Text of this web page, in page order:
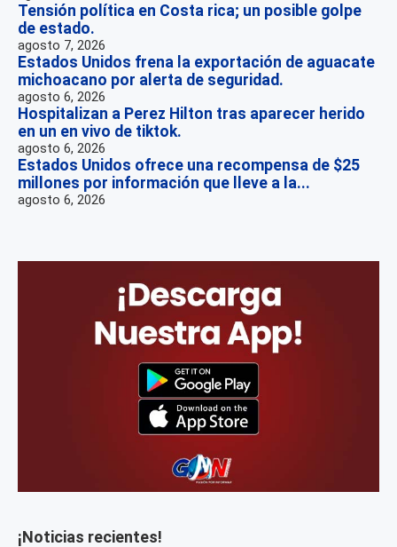
Tensión política en Costa rica; un posible golpe
de estado.
agosto 7, 2026
Estados Unidos frena la exportación de aguacate
michoacano por alerta de seguridad.
agosto 6, 2026
Hospitalizan a Perez Hilton tras aparecer herido
en un en vivo de tiktok.
agosto 6, 2026
Estados Unidos ofrece una recompensa de $25
millones por información que lleve a la...
agosto 6, 2026
¡Noticias recientes!